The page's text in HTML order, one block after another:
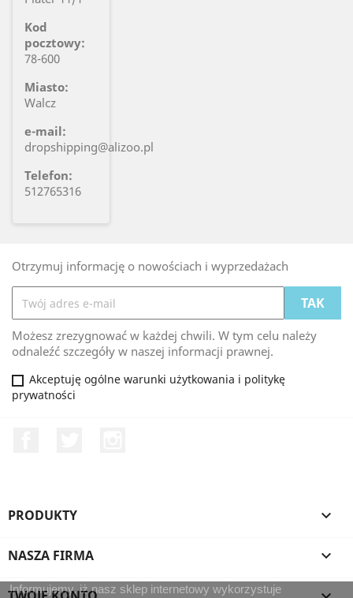
Kod
pocztowy:
78-600
Miasto:
Walcz
e-mail:
dropshipping@alizoo.pl
Telefon:
512765316
Otrzymuj informację o nowościach i wyprzedażach
Możesz zrezygnować w każdej chwili. W tym celu należy
odnaleźć szczegóły w naszej informacji prawnej.
Akceptuję ogólne warunki użytkowania i politykę
prywatności
PRODUKTY 
NASZA FIRMA 
Informujemy, iż nasz sklep internetowy wykorzystuje